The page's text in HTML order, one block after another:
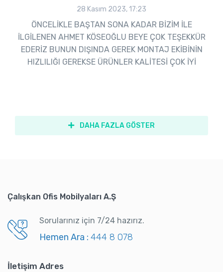
28 Kasım 2023, 17:23
ÖNCELİKLE BAŞTAN SONA KADAR BİZİM İLE
İLGİLENEN AHMET KÖSEOĞLU BEYE ÇOK TEŞEKKÜR
EDERİZ BUNUN DIŞINDA GEREK MONTAJ EKİBİNİN
HIZLILIĞI GEREKSE ÜRÜNLER KALİTESİ ÇOK İYİ
DAHA FAZLA GÖSTER
Çalışkan Ofis Mobilyaları A.Ş
Sorularınız için 7/24 hazırız.
Hemen Ara : 444 8 078
İletişim Adres